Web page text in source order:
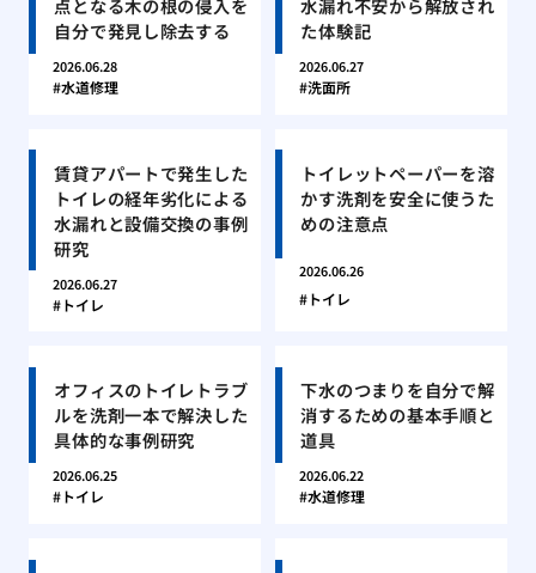
点となる木の根の侵入を
自分で発見し除去する
2026.06.28
水道修理
水漏れ不安から解放され
た体験記
2026.06.27
洗面所
賃貸アパートで発生した
トイレの経年劣化による
水漏れと設備交換の事例
研究
2026.06.27
トイレ
トイレットペーパーを溶
かす洗剤を安全に使うた
めの注意点
2026.06.26
トイレ
オフィスのトイレトラブ
ルを洗剤一本で解決した
具体的な事例研究
2026.06.25
トイレ
下水のつまりを自分で解
消するための基本手順と
道具
2026.06.22
水道修理